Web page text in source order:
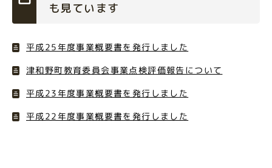
も見ています
平成25年度事業概要書を発行しました
津和野町教育委員会事業点検評価報告について
平成23年度事業概要書を発行しました
平成22年度事業概要書を発行しました